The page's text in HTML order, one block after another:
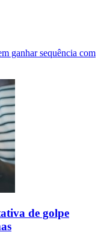
ganhar sequência com
de golpe